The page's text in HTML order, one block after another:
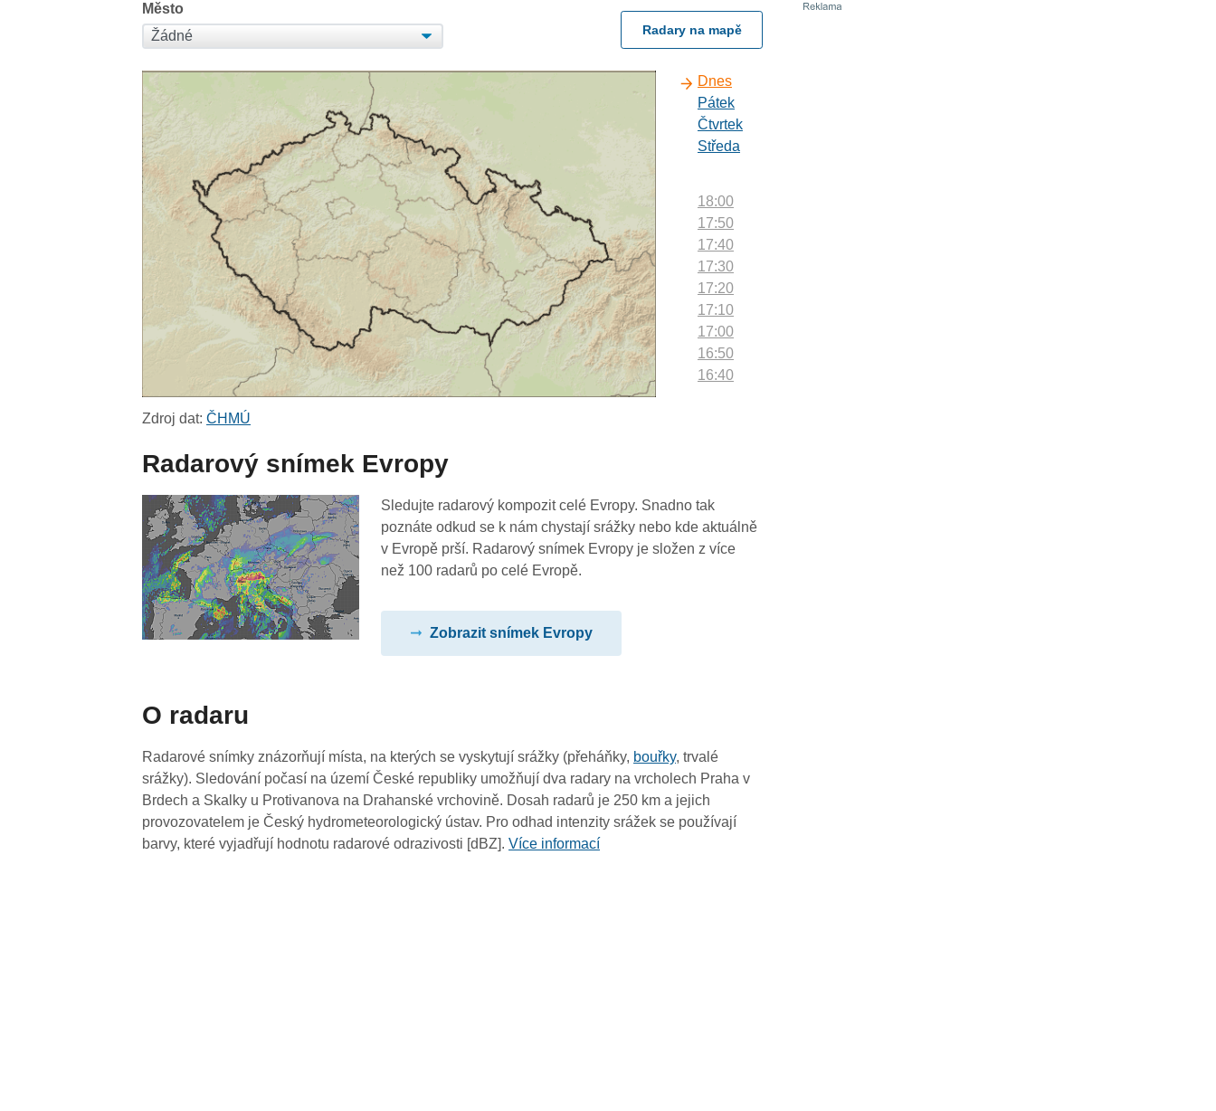
Město
Radary na mapě
Dnes
Pátek
Čtvrtek
Středa
18:00
17:50
17:40
17:30
17:20
17:10
17:00
16:50
16:40
15:40
15:30
15:20
13:40
13:30
13:20
13:10
Zdroj dat:ČHMÚ
Radarový snímek Evropy
Sledujte radarový kompozit celé Evropy. Snadno tak
poznáte odkud se k nám chystají srážky nebo kde aktuálně
v Evropě prší. Radarový snímek Evropy je složen z více
než 100 radarů po celé Evropě.
Zobrazit snímek Evropy
O radaru
Radarové snímky znázorňují místa, na kterých se vyskytují srážky (přeháňky, bouřky, trvalé
srážky). Sledování počasí na území České republiky umožňují dva radary na vrcholech Praha v
Brdech a Skalky u Protivanova na Drahanské vrchovině. Dosah radarů je 250 km a jejich
provozovatelem je Český hydrometeorologický ústav. Pro odhad intenzity srážek se používají
barvy, které vyjadřují hodnotu radarové odrazivosti [dBZ].Více informací